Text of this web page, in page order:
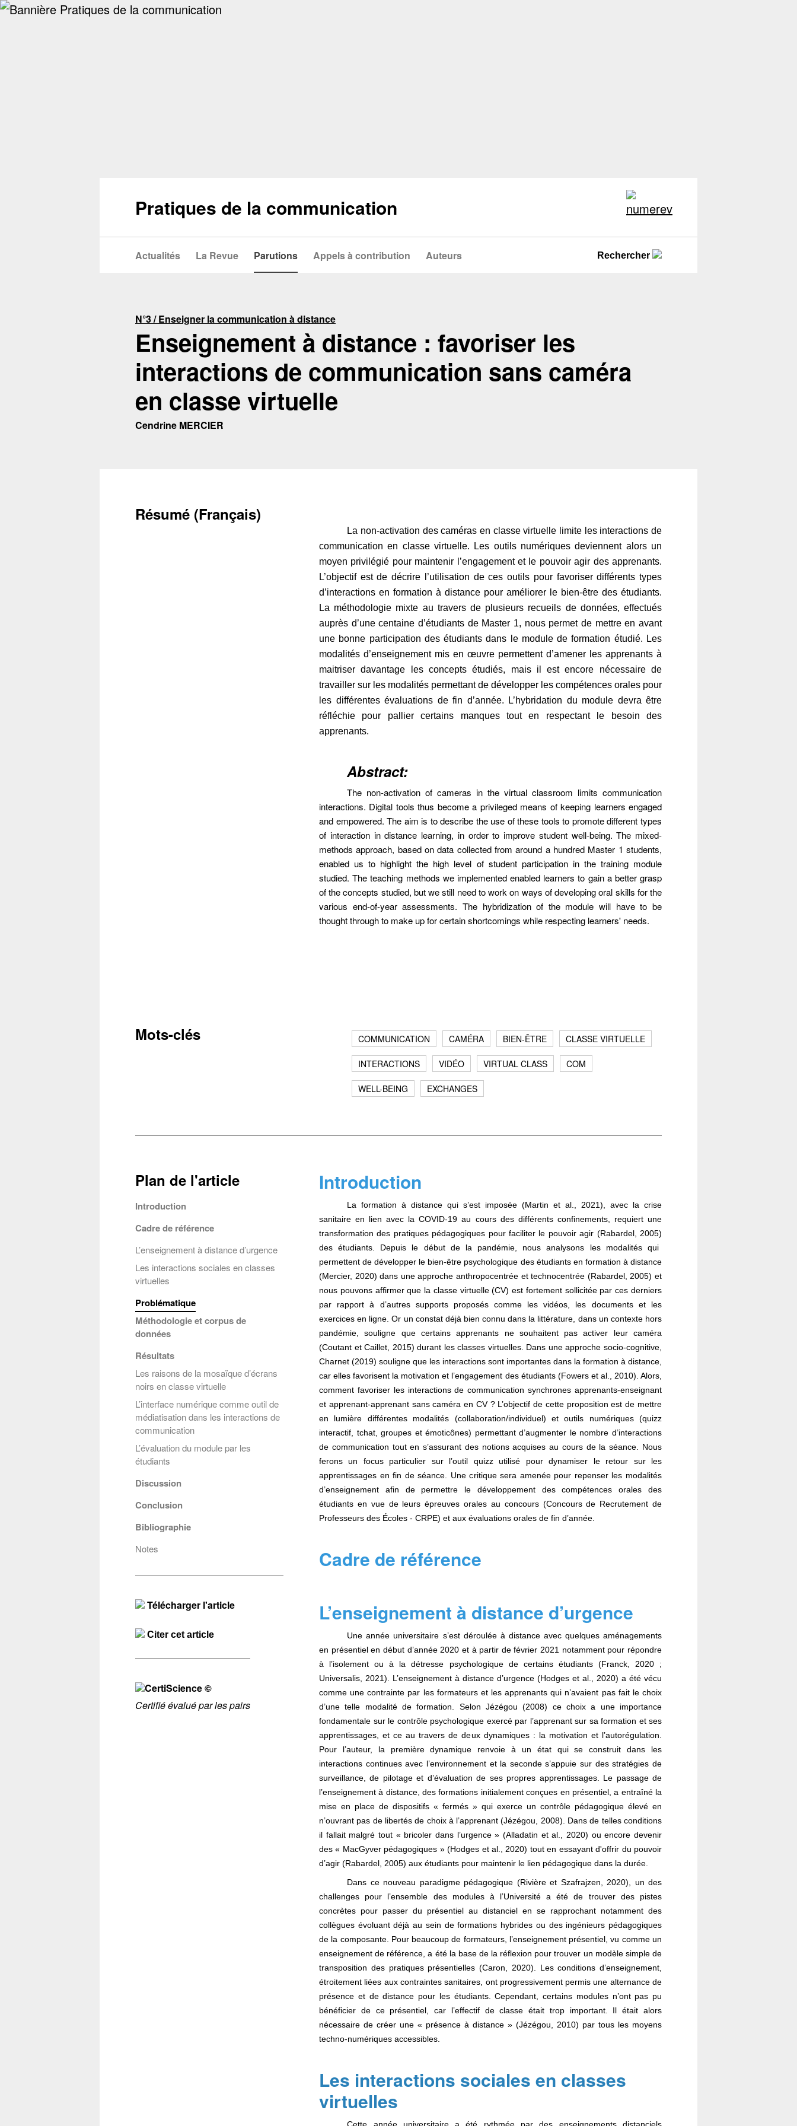
Pratiques de la communication
Actualités La Revue Parutions Appels à contribution Auteurs Rechercher
N°3 / Enseigner la communication à distance
Enseignement à distance : favoriser les
interactions de communication sans caméra
en classe virtuelle
Cendrine MERCIER
Résumé (Français)
La non-activation des caméras en classe virtuelle limite les interactions de
communication en classe virtuelle. Les outils numériques deviennent alors un
moyen privilégié pour maintenir l’engagement et le pouvoir agir des apprenants.
L’objectif est de décrire l’utilisation de ces outils pour favoriser différents types
d’interactions en formation à distance pour améliorer le bien-être des étudiants.
La méthodologie mixte au travers de plusieurs recueils de données, effectués
auprès d’une centaine d’étudiants de Master 1, nous permet de mettre en avant
une bonne participation des étudiants dans le module de formation étudié. Les
modalités d’enseignement mis en œuvre permettent d’amener les apprenants à
maitriser davantage les concepts étudiés, mais il est encore nécessaire de
travailler sur les modalités permettant de développer les compétences orales pour
les différentes évaluations de fin d’année. L’hybridation du module devra être
réfléchie pour pallier certains manques tout en respectant le besoin des
apprenants.
Abstract:
The non-activation of cameras in the virtual classroom limits communication
interactions. Digital tools thus become a privileged means of keeping learners engaged
and empowered. The aim is to describe the use of these tools to promote different types
of interaction in distance learning, in order to improve student well-being. The mixed-
methods approach, based on data collected from around a hundred Master 1 students,
enabled us to highlight the high level of student participation in the training module
studied. The teaching methods we implemented enabled learners to gain a better grasp
of the concepts studied, but we still need to work on ways of developing oral skills for the
various end-of-year assessments. The hybridization of the module will have to be
thought through to make up for certain shortcomings while respecting learners' needs.
Mots-clés COMMUNICATION CAMÉRA BIEN-ÊTRE CLASSE VIRTUELLE
INTERACTIONS VIDÉO VIRTUAL CLASS COM
WELL-BEING EXCHANGES
Plan de l'article
Introduction
Cadre de référence
L’enseignement à distance d’urgence
Les interactions sociales en classes
virtuelles
Problématique
Méthodologie et corpus de
données
Résultats
Les raisons de la mosaïque d’écrans
noirs en classe virtuelle
L’interface numérique comme outil de
médiatisation dans les interactions de
communication
L’évaluation du module par les
étudiants
Discussion
Conclusion
Bibliographie
Notes
Télécharger l'article
Citer cet article
Certifié évalué par les pairs
Introduction
La formation à distance qui s’est imposée (Martin et al., 2021) , avec la crise
sanitaire en lien avec la COVID-19 au cours des différents confinements, requiert une
transformation des pratiques pédagogiques pour faciliter le pouvoir agir (Rabardel, 2005)
des étudiants. Depuis le début de la pandémie, nous analysons les modalités qui
permettent de développer le bien-être psychologique des étudiants en formation à distance
(Mercier, 2020) dans une approche anthropocentrée et technocentrée (Rabardel, 2005) et
nous pouvons affirmer que la classe virtuelle (CV) est fortement sollicitée par ces derniers
par rapport à d’autres supports proposés comme les vidéos, les documents et les
exercices en ligne. Or un constat déjà bien connu dans la littérature, dans un contexte hors
pandémie, souligne que certains apprenants ne souhaitent pas activer leur caméra
(Coutant et Caillet, 2015) durant les classes virtuelles. Dans une approche socio-cognitive,
Charnet (2019) souligne que les interactions sont importantes dans la formation à distance,
car elles favorisent la motivation et l’engagement des étudiants (Fowers et al., 2010). Alors,
comment favoriser les interactions de communication synchrones apprenants-enseignant
et apprenant-apprenant sans caméra en CV ? L’objectif de cette proposition est de mettre
en lumière différentes modalités (collaboration/individuel) et outils numériques (quizz
interactif, tchat, groupes et émoticônes) permettant d’augmenter le nombre d’interactions
de communication tout en s’assurant des notions acquises au cours de la séance. Nous
ferons un focus particulier sur l’outil quizz utilisé pour dynamiser le retour sur les
apprentissages en fin de séance. Une critique sera amenée pour repenser les modalités
d’enseignement afin de permettre le développement des compétences orales des
étudiants en vue de leurs épreuves orales au concours (Concours de Recrutement de
Professeurs des Écoles - CRPE) et aux évaluations orales de fin d’année.
Cadre de référence
L’enseignement à distance d’urgence
Une année universitaire s’est déroulée à distance avec quelques aménagements
en présentiel en début d’année 2020 et à partir de février 2021 notamment pour répondre
à l’isolement ou à la détresse psychologique de certains étudiants (Franck, 2020 ;
Universalis, 2021) . L’enseignement à distance d’urgence (Hodges et al., 2020) a été vécu
comme une contrainte par les formateurs et les apprenants qui n’avaient pas fait le choix
d’une telle modalité de formation. Selon Jézégou (2008) ce choix a une importance
fondamentale sur le contrôle psychologique exercé par l’apprenant sur sa formation et ses
apprentissages, et ce au travers de deux dynamiques : la motivation et l’autorégulation
Pour l’auteur, la première dynamique renvoie à un état qui se construit dans les
interactions continues avec l’environnement et la seconde s’appuie sur des stratégies de
surveillance, de pilotage et d’évaluation de ses propres apprentissages. Le passage de
l’enseignement à distance, des formations initialement conçues en présentiel, a entraîné la
mise en place de dispositifs « fermés » qui exerce un contrôle pédagogique élevé en
n’ouvrant pas de libertés de choix à l’apprenant(Jézégou, 2008) . Dans de telles conditions
il fallait malgré tout « bricoler dans l’urgence » (Alladatin et al., 2020) ou encore devenir
des « MacGyver pédagogiques »(Hodges et al., 2020) tout en essayant d'offrir du pouvoir
d’agir (Rabardel, 2005) aux étudiants pour maintenir le lien pédagogique dans la durée.
Dans ce nouveau paradigme pédagogique (Rivière et Szafrajzen, 2020) , un des
challenges pour l’ensemble des modules à l’Université a été de trouver des pistes
concrètes pour passer du présentiel au distanciel en se rapprochant notamment des
collègues évoluant déjà au sein de formations hybrides ou des ingénieurs pédagogiques
de la composante. Pour beaucoup de formateurs, l’enseignement présentiel, vu comme un
enseignement de référence, a été la base de la réflexion pour trouver un modèle simple de
transposition des pratiques présentielles (Caron, 2020) . Les conditions d’enseignement,
étroitement liées aux contraintes sanitaires, ont progressivement permis une alternance de
présence et de distance pour les étudiants. Cependant, certains modules n’ont pas pu
bénéficier de ce présentiel, car l’effectif de classe était trop important. Il était alors
nécessaire de créer une « présence à distance » (Jézégou, 2010) par tous les moyens
techno-numériques accessibles.
Les interactions sociales en classes
virtuelles
Citer cet article Fermer
MERCIER, C. (2021) Enseignement à distance : favoriser les interactions de
communication sans caméra en classe virtuelle.Pratiques de la communication,
https://doi.org/10.34745/numerev_1786
Copier dans votre presse-papier
Contacter
Récupération de l'adresse e-mail